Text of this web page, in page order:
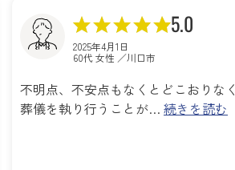
5.0
2025年4月1日
60代 女性 ／川口市
不明点、不安点もなくとどこおりなく
葬儀を執り行うことが… 続きを読む